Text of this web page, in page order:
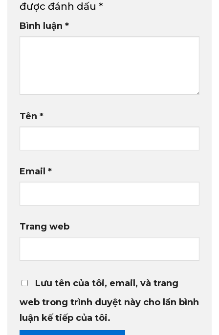
được đánh dấu *
Bình luận *
Tên *
Email *
Trang web
Lưu tên của tôi, email, và trang
web trong trình duyệt này cho lần bình
luận kế tiếp của tôi.